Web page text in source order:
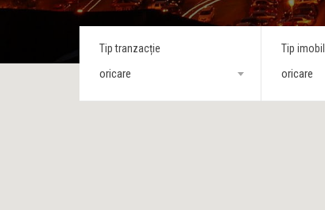
Tip tranzacție
oricare
Tip imobil
oricare